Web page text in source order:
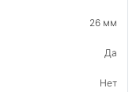
26 мм
Да
Нет